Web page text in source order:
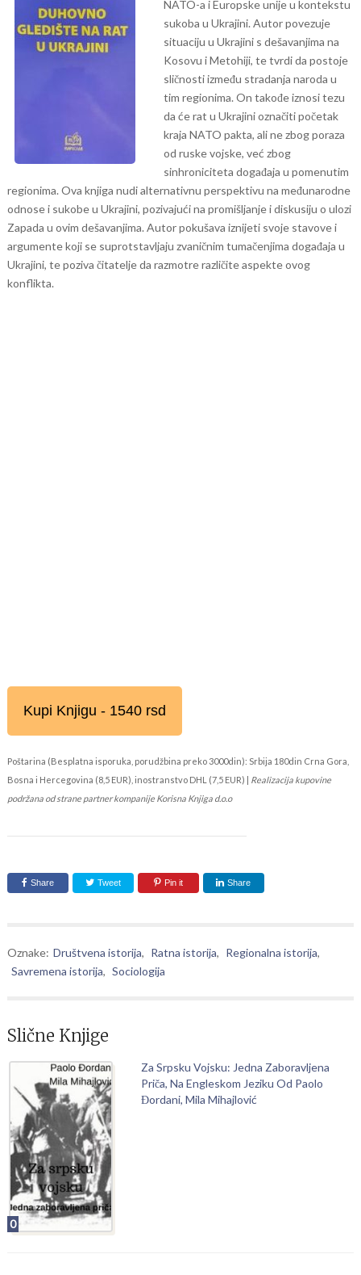
NATO-a i Europske unije u kontekstu
sukoba u Ukrajini. Autor povezuje
situaciju u Ukrajini s dešavanjima na
Kosovu i Metohiji, te tvrdi da postoje
sličnosti između stradanja naroda u
tim regionima. On takođe iznosi tezu
da će rat u Ukrajini označiti početak
kraja NATO pakta, ali ne zbog poraza
od ruske vojske, već zbog
sinhroniciteta događaja u pomenutim
regionima. Ova knjiga nudi alternativnu perspektivu na međunarodne
odnose i sukobe u Ukrajini, pozivajući na promišljanje i diskusiju o ulozi
Zapada u ovim dešavanjima. Autor pokušava iznijeti svoje stavove i
argumente koji se suprotstavljaju zvaničnim tumačenjima događaja u
Ukrajini, te poziva čitatelje da razmotre različite aspekte ovog
konflikta.
Kupi Knjigu - 1540 rsd
Poštarina (Besplatna isporuka, porudžbina preko 3000din): Srbija 180din Crna Gora,
Bosna i Hercegovina (8,5 EUR), inostranstvo DHL (7,5 EUR) | Realizacija kupovine
podržana od strane partner kompanije Korisna Knjiga d.o.o
Share Tweet Pin it Share
Oznake: Društvena istorija, Ratna istorija, Regionalna istorija,
Savremena istorija, Sociologija
Slične Knjige
0
Za Srpsku Vojsku: Jedna Zaboravljena
Priča, Na Engleskom Jeziku Od Paolo
Đordani, Mila Mihajlović